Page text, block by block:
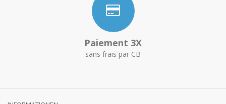
Paiement 3X
sans frais par CB